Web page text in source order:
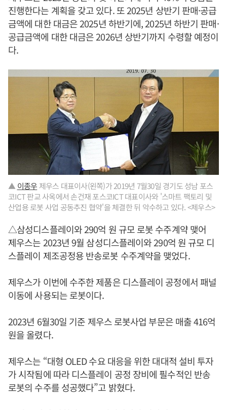
진행한다는 계획을 갖고 있다. 또 2025년 상반기 판매·공급
금액에 대한 대금은 2025년 하반기에, 2025년 하반기 판매·
공급금액에 대한 대금은 2026년 상반기까지 수령할 예정이
다.
▲이종우 제우스 대표이사(왼쪽)가 2019년 7월30일 경기도 성남 포스
코ICT 판교 사옥에서 손건재 포스코ICT 대표이사와 '스마트 팩토리 및
산업용 로봇 사업 공동추진 협약'을 체결한 뒤 악수하고 있다. <제우스>
△삼성디스플레이와 290억 원 규모 로봇 수주계약 맺어
제우스는 2023년 9월 삼성디스플레이와 290억 원 규모 디
스플레이 제조공정용 반송로봇 수주계약을 맺었다.
제우스가 이번에 수주한 제품은 디스플레이 공정에서 패널
이동에 사용되는 로봇이다.
2023년 6월30일 기준 제우스 로봇사업 부문은 매출 416억
원을 올렸다.
제우스는 “대형 OLED 수요 대응을 위한 대대적 설비 투자
가 시작됨에 따라 디스플레이 공정 장비에 필수적인 반송
로봇의 수주를 성공했다”고 밝혔다.